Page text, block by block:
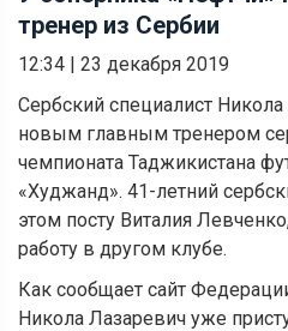
тренер из Сербии
12:34 | 23 декабря 2019
Сербский специалист
новым главным тренером
чемпионата Таджикистана
«Худжанд». 41-летний
этом посту Виталия
работу в другом клубе.
Как сообщает сайт
Никола Лазаревич уже